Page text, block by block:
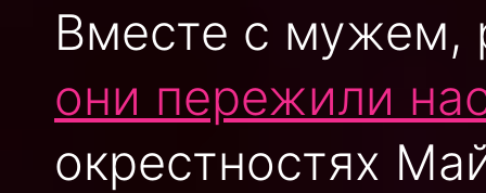
Вместе с мужем,
они пережили
окрестностях